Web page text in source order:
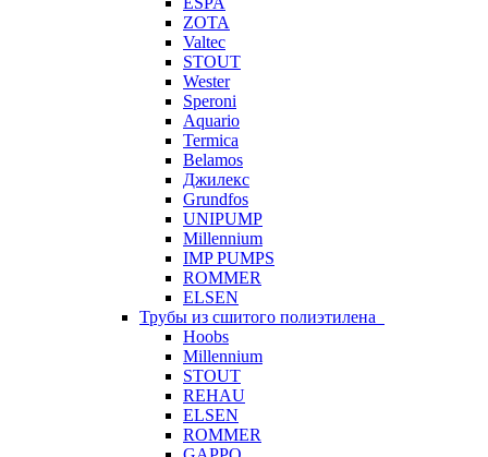
ZOTA
Valtec
STOUT
Wester
Speroni
Aquario
Termica
Belamos
Джилекс
Grundfos
UNIPUMP
Millennium
IMP PUMPS
ROMMER
ELSEN
Трубы из сшитого полиэтилена
Hoobs
Millennium
STOUT
REHAU
ELSEN
ROMMER